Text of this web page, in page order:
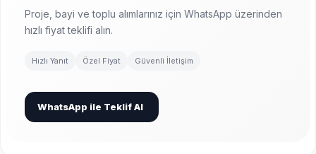
Proje, bayi ve toplu alımlarınız için WhatsApp üzerinden
hızlı fiyat teklifi alın.
Hızlı Yanıt Özel Fiyat Güvenli İletişim
WhatsApp ile Teklif Al